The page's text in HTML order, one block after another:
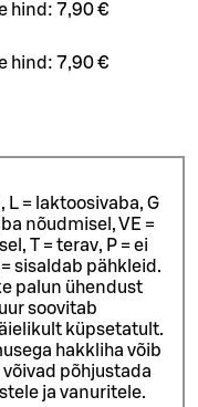
hind: 7,90 €
hind: 7,90 €
L = laktoosivaba, G
nõudmisel, VE =
T = terav, P = ei
sisaldab pähkleid.
palun ühendust
soovitab
küpsetatult.
hakkliha võib
põhjustada
ja vanuritele.